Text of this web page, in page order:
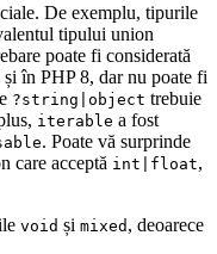
De exemplu, tipurile
tipului union
poate fi considerată
în PHP 8, dar nu poate fi
?string|object trebuie
iterable a fost
. Poate vă surprinde
care acceptă int|float,
void și mixed , deoarece